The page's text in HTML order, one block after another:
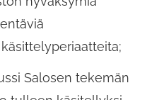
Salosen tekemän